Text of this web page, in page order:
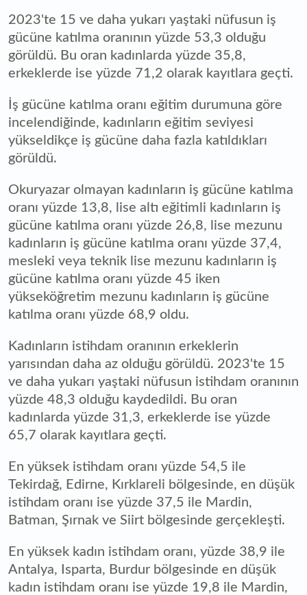
2023'te 15 ve daha yukarı yaştaki nüfusun iş
gücüne katılma oranının yüzde 53,3 olduğu
görüldü. Bu oran kadınlarda yüzde 35,8,
erkeklerde ise yüzde 71,2 olarak kayıtlara geçti.
İş gücüne katılma oranı eğitim durumuna göre
incelendiğinde, kadınların eğitim seviyesi
yükseldikçe iş gücüne daha fazla katıldıkları
görüldü.
Okuryazar olmayan kadınların iş gücüne katılma
oranı yüzde 13,8, lise altı eğitimli kadınların iş
gücüne katılma oranı yüzde 26,8, lise mezunu
kadınların iş gücüne katılma oranı yüzde 37,4,
mesleki veya teknik lise mezunu kadınların iş
gücüne katılma oranı yüzde 45 iken
yükseköğretim mezunu kadınların iş gücüne
katılma oranı yüzde 68,9 oldu.
Kadınların istihdam oranının erkeklerin
yarısından daha az olduğu görüldü. 2023'te 15
ve daha yukarı yaştaki nüfusun istihdam oranının
yüzde 48,3 olduğu kaydedildi. Bu oran
kadınlarda yüzde 31,3, erkeklerde ise yüzde
65,7 olarak kayıtlara geçti.
En yüksek istihdam oranı yüzde 54,5 ile
Tekirdağ, Edirne, Kırklareli bölgesinde, en düşük
istihdam oranı ise yüzde 37,5 ile Mardin,
Batman, Şırnak ve Siirt bölgesinde gerçekleşti.
En yüksek kadın istihdam oranı, yüzde 38,9 ile
Antalya, Isparta, Burdur bölgesinde en düşük
kadın istihdam oranı ise yüzde 19,8 ile Mardin,